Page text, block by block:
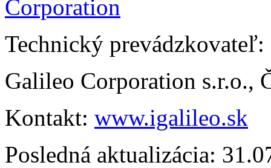
Technický prevádzkovateľ:
Galileo Corporation s.r.o.,
Kontakt: www.igalileo.sk
Posledná aktualizácia: